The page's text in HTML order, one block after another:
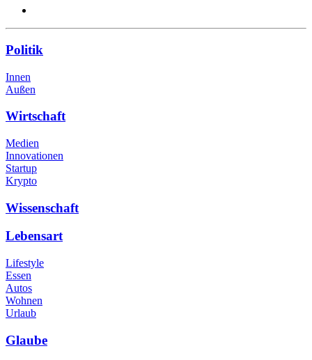
Politik
Innen
Außen
Wirtschaft
Medien
Innovationen
Startup
Krypto
Wissenschaft
Lebensart
Lifestyle
Essen
Autos
Wohnen
Urlaub
Glaube